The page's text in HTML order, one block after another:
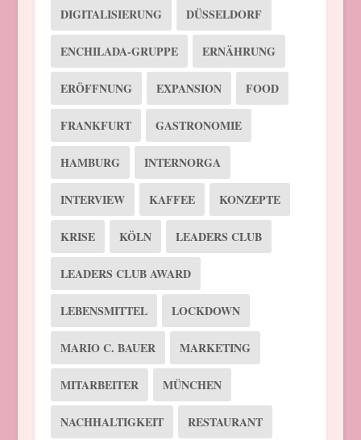
DIGITALISIERUNG DÜSSELDORF
ENCHILADA-GRUPPE ERNÄHRUNG
ERÖFFNUNG EXPANSION FOOD
FRANKFURT GASTRONOMIE
HAMBURG INTERNORGA
INTERVIEW KAFFEE KONZEPTE
KRISE KÖLN LEADERS CLUB
LEADERS CLUB AWARD
LEBENSMITTEL LOCKDOWN
MARIO C. BAUER MARKETING
MITARBEITER MÜNCHEN
NACHHALTIGKEIT RESTAURANT